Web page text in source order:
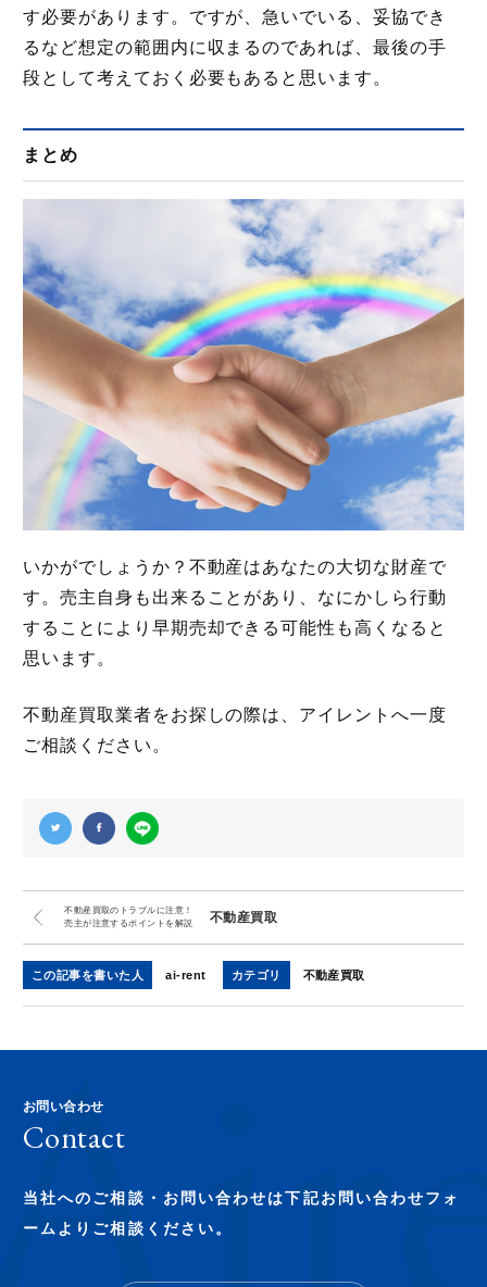
す必要があります。ですが、急いでいる、妥協でき
るなど想定の範囲内に収まるのであれば、最後の手
段として考えておく必要もあると思います。
まとめ
いかがでしょうか？不動産はあなたの大切な財産で
す。売主自身も出来ることがあり、なにかしら行動
することにより早期売却できる可能性も高くなると
思います。
不動産買取業者をお探しの際は、アイレントへ一度
ご相談ください。
不動産買取のトラブルに注意！
売主が注意するポイントを解説
不動産買取
この記事を書いた人 ai-rent カテゴリ 不動産買取
お問い合わせ
Contact
当社へのご相談・お問い合わせは下記お問い合わせフォ
ームよりご相談ください。